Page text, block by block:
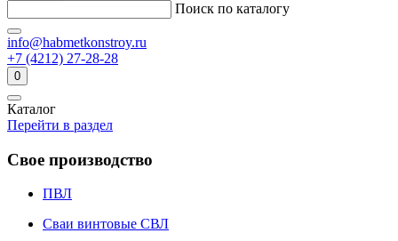
Поиск по каталогу
info@habmetkonstroy.ru
+7 (4212) 27-28-28
0
Каталог
Перейти в раздел
Свое производство
ПВЛ
Сваи винтовые СВЛ